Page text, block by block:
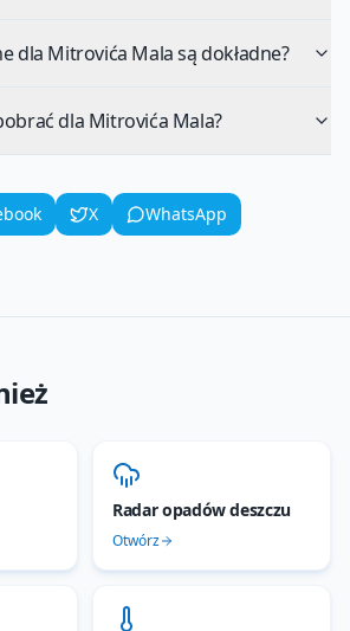
dla Mitrovića Mala są dokładne?
dla Mitrovića Mala?
X
WhatsApp
Radar opadów deszczu
Otwórz